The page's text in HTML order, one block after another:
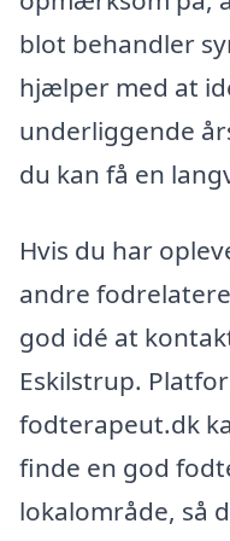
blot behandler
hjælper med at
underliggende
du kan få en
Hvis du har
andre
god idé at
Eskilstrup.
fodterapeut.dk
finde en god
lokalområde, så